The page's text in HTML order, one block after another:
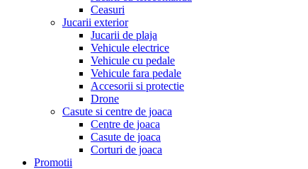
Ceasuri
Jucarii exterior
Jucarii de plaja
Vehicule electrice
Vehicule cu pedale
Vehicule fara pedale
Accesorii si protectie
Drone
Casute si centre de joaca
Centre de joaca
Casute de joaca
Corturi de joaca
Promotii